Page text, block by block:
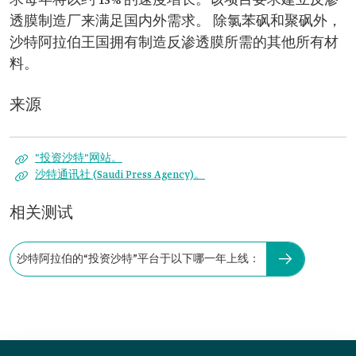
透膜制造厂来满足国内外需求。 除氯苯砜和聚砜外，
沙特阿拉伯王国拥有制造反渗透膜所需的其他所有材
料。
来源
"投资沙特"网站。
沙特通讯社 (Saudi Press Agency)。
相关测试
沙特阿拉伯的“投资沙特”平台于以下哪一年上线：